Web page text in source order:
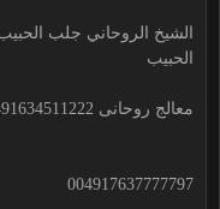
الحبيب
معالج روحانى 00491634511222 --
004917637777797